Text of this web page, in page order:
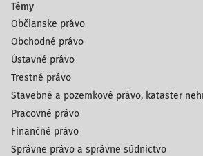
Témy
Občianske právo
Obchodné právo
Ústavné právo
Trestné právo
Stavebné a pozemkové právo, kataster
Pracovné právo
Finančné právo
Správne právo a správne súdnictvo